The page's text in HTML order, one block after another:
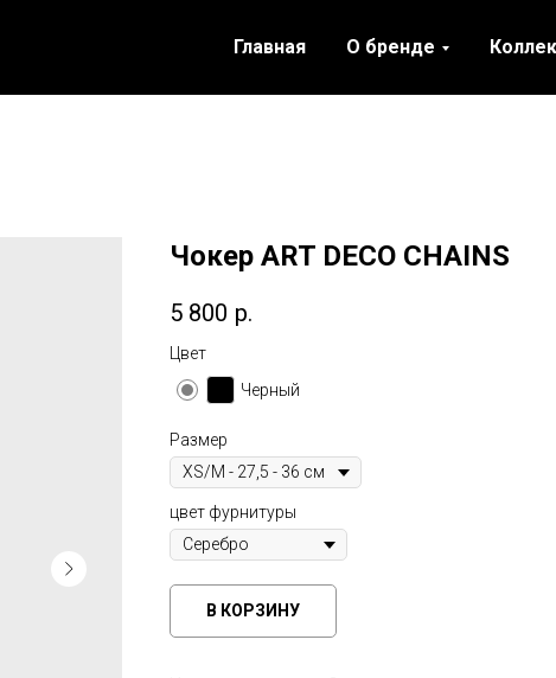
Главная О бренде
Чокер ART DECO CHAINS
5 800 р.
Цвет
Черный
Размер
цвет фурнитуры
В КОРЗИНУ